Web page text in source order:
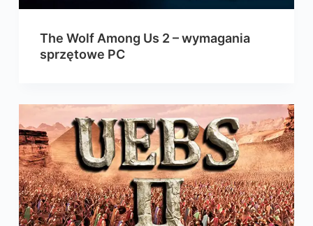
The Wolf Among Us 2 – wymagania
sprzętowe PC